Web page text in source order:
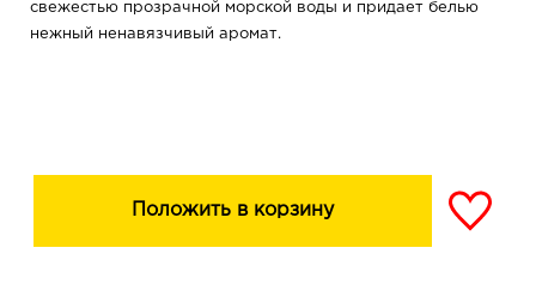
свежестью прозрачной морской воды и придает белью
нежный ненавязчивый аромат.
Положить в корзину